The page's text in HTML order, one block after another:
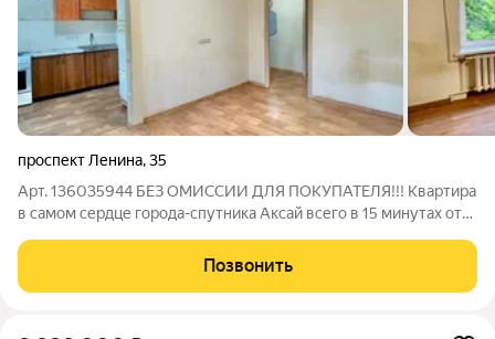
проспект Ленина,35
Арт. 136035944 БЕЗ ОМИССИИ ДЛЯ ПОКУПАТЕЛЯ!!! Квартира
в самом сердце города-спутника Аксай всего в 15 минутах от
«как в Европе». ЛОКАЦИЯ ЦЕНТР, НО ТИШИНА Квартира
находится в «золотом
Позвонить